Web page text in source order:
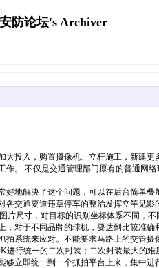
防论坛's Archiver
投入，购置摄像机、立杆施工，新建
。 不仅是交通管理部门原有的普通网
地解决了这个问题，可以在后台简单
交通要道违章停车的整治发挥立竿见
尺寸，对目标的识别坐标体系不同
对于不同品牌的球机，要达到比较准
系统来应对。不能要求马路上的交管
行统一的二次封装；二次封装最大的
立即统一到一个抓拍平台上来，集中